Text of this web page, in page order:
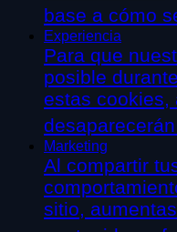
base a cómo
Experiencia
Para que
posible
estas cookies,
Marketing
Al compartir
sitio,